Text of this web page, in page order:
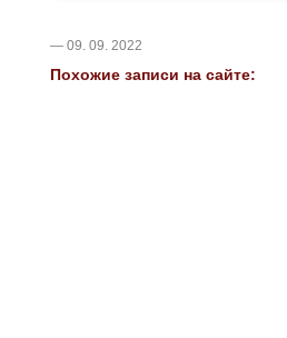
— 09. 09. 2022
Похожие записи на сайте: